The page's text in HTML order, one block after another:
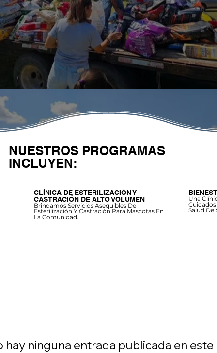
NUESTROS PROGRAMAS
INCLUYEN:
CLÍNICA DE ESTERILIZACIÓN Y
CASTRACIÓN DE ALTO VOLUMEN
Brindamos Servicios Asequibles De
Esterilización Y Castración Para Mascotas En
La Comunidad.
Una
Salud De
hay ninguna entrada publicada en este